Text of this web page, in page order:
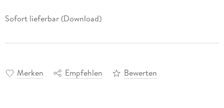
Sofort lieferbar (Download)
Merken Empfehlen Bewerten